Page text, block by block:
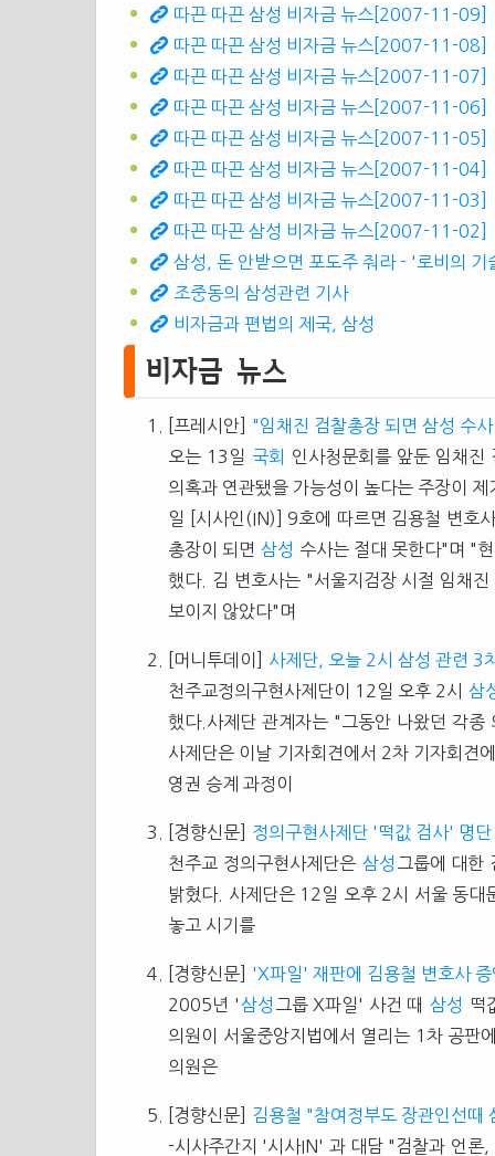
따끈 따끈 삼성 비자금 뉴스[2007-11-09]
따끈 따끈 삼성 비자금 뉴스[2007-11-08]
따끈 따끈 삼성 비자금 뉴스[2007-11-07]
따끈 따끈 삼성 비자금 뉴스[2007-11-06]
따끈 따끈 삼성 비자금 뉴스[2007-11-05]
따끈 따끈 삼성 비자금 뉴스[2007-11-04]
따끈 따끈 삼성 비자금 뉴스[2007-11-03]
따끈 따끈 삼성 비자금 뉴스[2007-11-02]
삼성, 돈 안받으면 포도주 줘라 - '로비의 기
조중동의 삼성관련 기사
비자금과 편법의 제국, 삼성
비자금 뉴스
[프레시안]
"임채진 검찰총장 되면 삼성 수
오는 13일 국회
인사청문회를 앞둔 임채
의혹과 연관됐을 가능성이 높다는 주장이
일 [시사인(IN)] 9호에 따르면 김용철 변호
총장이 되면 삼성 수사는 절대 못한다"며 "
했다. 김 변호사는 "서울지검장 시절 임채
보이지 않았다"며
[머니투데이]
사제단, 오늘 2시 삼성 관련 3
천주교정의구현사제단이 12일 오후 2시 삼
했다.사제단 관계자는 "그동안 나왔던 각
사제단은 이날 기자회견에서 2차 기자회견
영권 승계 과정이
[경향신문]
정의구현사제단 '떡값 검사' 명단
천주교 정의구현사제단은 삼성 그룹에 대한
밝혔다. 사제단은 12일 오후 2시 서울 동대
놓고 시기를
[경향신문]
'X파일' 재판에 김용철 변호사 증
2005년 '삼성 그룹 X파일' 사건 때 삼성
떡
의원이 서울중앙지법에서 열리는 1차 공판
의원은
[경향신문]
김용철 "참여정부도 장관인선때
-시사주간지 '시사IN' 과 대담 "검찰과 언론